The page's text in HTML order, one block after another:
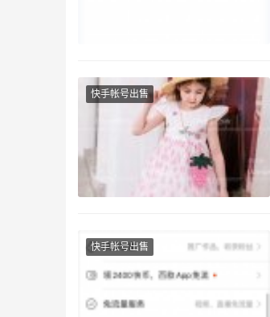
快手帐号出售
快手帐号出售